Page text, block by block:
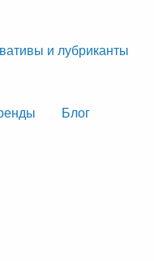
и лубриканты
Блог